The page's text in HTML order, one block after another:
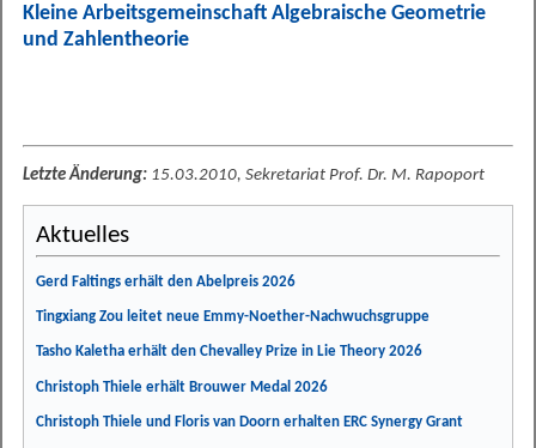
Kleine Arbeitsgemeinschaft Algebraische Geometrie
und Zahlentheorie
Letzte Änderung: 15.03.2010, Sekretariat Prof. Dr. M. Rapoport
Aktuelles
Gerd Faltings erhält den Abelpreis 2026
Tingxiang Zou leitet neue Emmy-Noether-Nachwuchsgruppe
Tasho Kaletha erhält den Chevalley Prize in Lie Theory 2026
Christoph Thiele erhält Brouwer Medal 2026
Christoph Thiele und Floris van Doorn erhalten ERC Synergy Grant